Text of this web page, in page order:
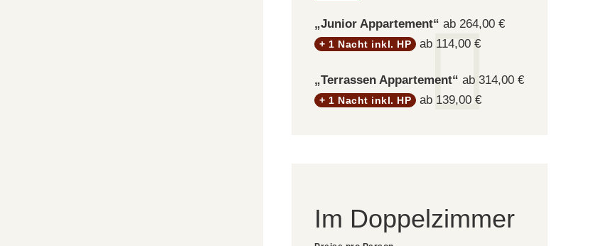
„Junior Appartement“ ab 264,00 €
+ 1 Nacht inkl. HP ab 114,00 €
„Terrassen Appartement“ ab 314,00 €
+ 1 Nacht inkl. HP ab 139,00 €
Im Doppelzimmer